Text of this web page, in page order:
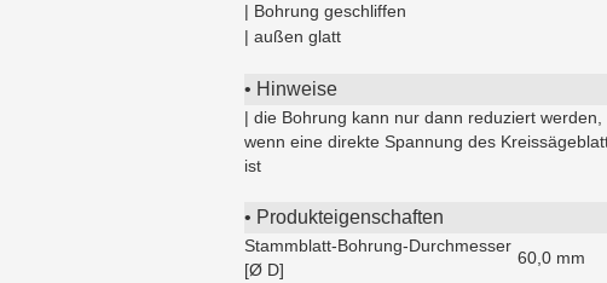
| Bohrung geschliffen
| außen glatt
• Hinweise
| die Bohrung kann nur dann reduziert werden,
wenn eine direkte Spannung des
ist
• Produkteigenschaften
Stammblatt-Bohrung-Durchmesser
[Ø D]
60,0 mm